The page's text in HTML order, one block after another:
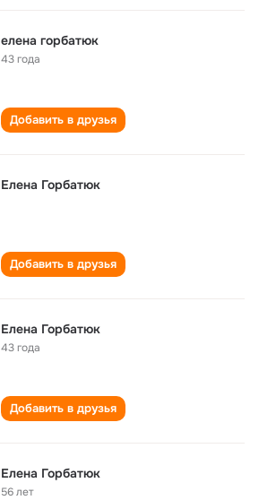
елена горбатюк
43 года
Добавить в друзья
Елена Горбатюк
Добавить в друзья
Елена Горбатюк
43 года
Добавить в друзья
Елена Горбатюк
56 лет